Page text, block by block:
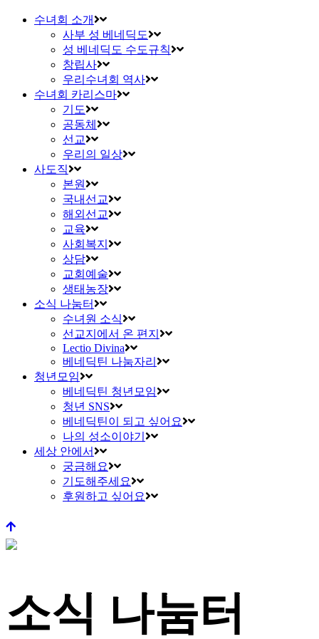
수녀회 소개
사부 성 베네딕도
성 베네딕도 수도규칙
창립사
우리수녀회 역사
수녀회 카리스마
기도
공동체
선교
우리의 일상
사도직
본원
국내선교
해외선교
교육
사회복지
상담
교회예술
생태농장
소식 나눔터
수녀원 소식
선교지에서 온 편지
Lectio Divina
베네딕틴 나눔자리
청년모임
베네딕틴 청년모임
청년 SNS
베네딕틴이 되고 싶어요
나의 성소이야기
세상 안에서
궁금해요
기도해주세요
후원하고 싶어요
소식 나눔터